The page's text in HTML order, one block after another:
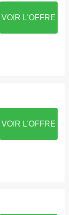
VOIR L'OFFRE
VOIR L'OFFRE